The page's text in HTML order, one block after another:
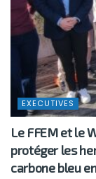
EXECUTIVES
Le FFEM et le
protéger les
carbone bleu